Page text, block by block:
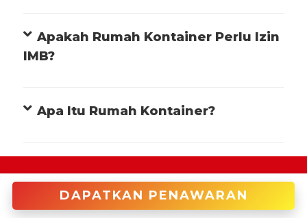
DAPATKAN PENAWARAN
Apakah Rumah Kontainer Perlu Izin
IMB?
Apa Itu Rumah Kontainer?
+622122946966 (Cakung)
enquiries@tradecorp.co.id